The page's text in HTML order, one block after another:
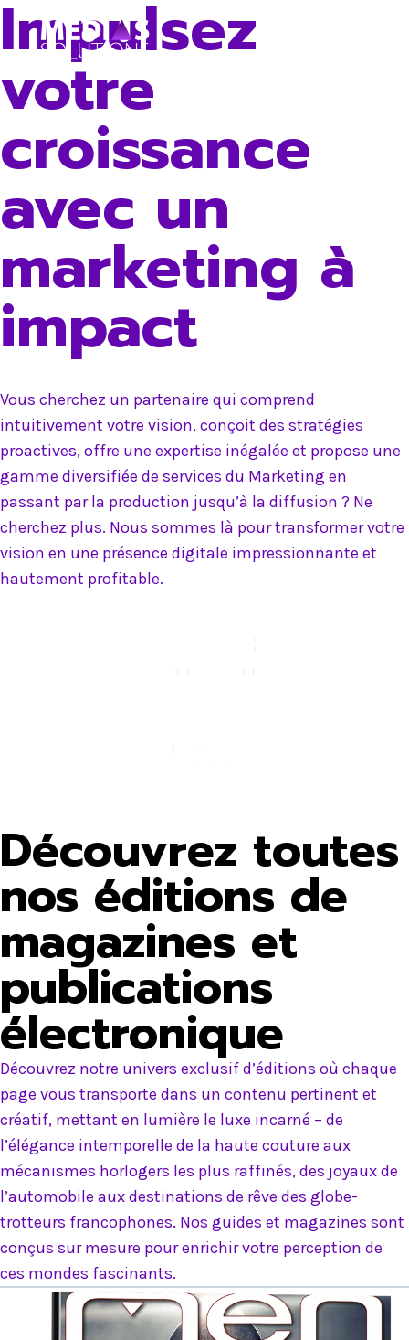
Skip
Impulsez
votre
croissance
avec un
marketing à
impact
Vous cherchez un partenaire qui comprend
intuitivement votre vision, conçoit des stratégies
proactives, offre une expertise inégalée et propose une
gamme diversifiée de services du Marketing en
passant par la production jusqu’à la diffusion ? Ne
cherchez plus. Nous sommes là pour transformer votre
vision en une présence digitale impressionnante et
hautement profitable.
Découvrez toutes
nos éditions de
magazines et
publications
électronique
Découvrez notre univers exclusif d’éditions où chaque
page vous transporte dans un contenu pertinent et
créatif, mettant en lumière le luxe incarné – de
l’élégance intemporelle de la haute couture aux
mécanismes horlogers les plus raffinés, des joyaux de
l’automobile aux destinations de rêve des globe-
trotteurs francophones. Nos guides et magazines sont
conçus sur mesure pour enrichir votre perception de
ces mondes fascinants.